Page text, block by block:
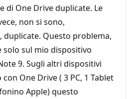
di One Drive duplicate. Le
non si sono,
Questo problema,
solo sul mio dispositivo
9. Sugli altri dispositivi
One Drive ( 3 PC, 1 Tablet
Apple) questo